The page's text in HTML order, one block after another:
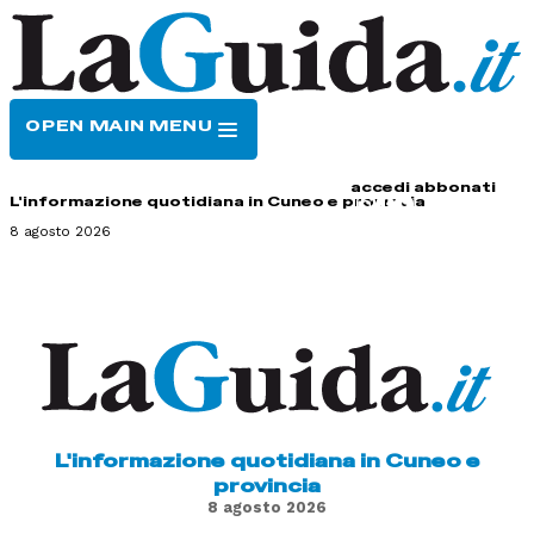
OPEN MAIN MENU
accedi abbonati
L'informazione quotidiana in Cuneo e provincia
8 agosto 2026
L'informazione quotidiana in Cuneo e
provincia
8 agosto 2026